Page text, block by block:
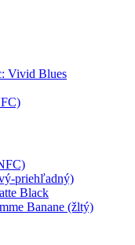
Vivid Blues
priehľadný)
Black
Banane (žltý)